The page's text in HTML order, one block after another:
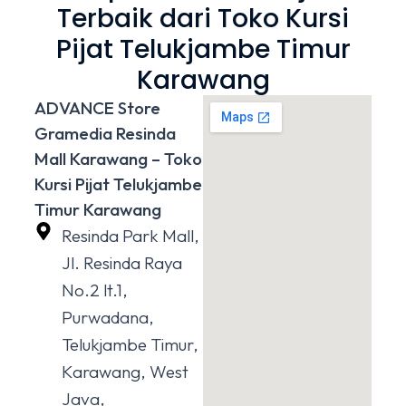
Terbaik dari Toko Kursi
Pijat Telukjambe Timur
Karawang
ADVANCE Store
Gramedia Resinda
Mall Karawang – Toko
Kursi Pijat Telukjambe
Timur Karawang
Resinda Park Mall,
Jl. Resinda Raya
No.2 lt.1,
Purwadana,
Telukjambe Timur,
Karawang, West
Java,